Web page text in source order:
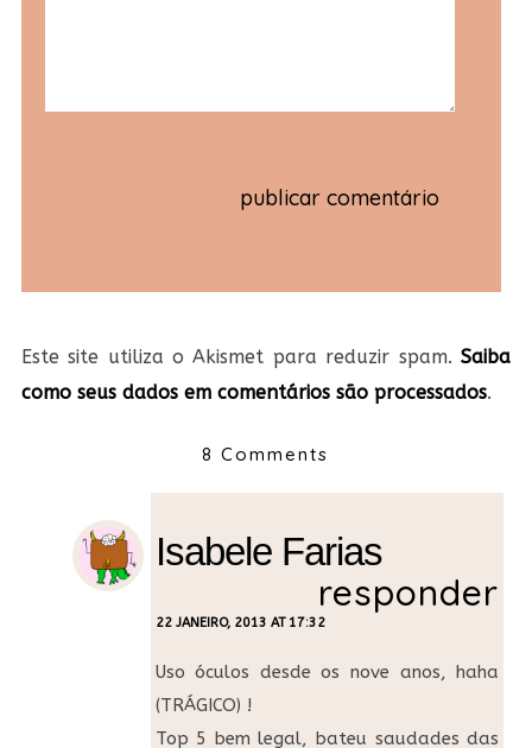
Este site utiliza o Akismet para reduzir spam.Saiba
como seus dados em comentários são processados.
8 Comments
Isabele Farias
22 JANEIRO, 2013 AT 17:32
responder
Uso óculos desde os nove anos, haha
(TRÁGICO) !
Top 5 bem legal, bateu saudades das